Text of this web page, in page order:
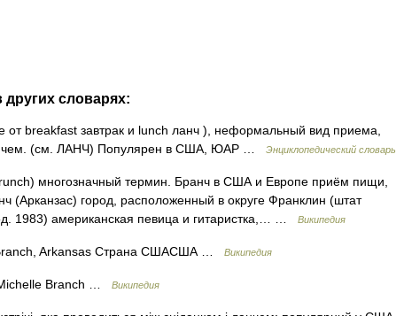
словарях:
breakfast завтрак и lunch ланч ), неформальный вид приема,
(см. ЛАНЧ) Популярен в США, ЮАР …
Энциклопедический словарь
многозначный термин. Бранч в США и Европе приём пищи,
(Арканзас) город, расположенный в округе Франклин (штат
1983) американская певица и гитаристка,… …
Википедия
Arkansas Страна СШАСША … Википедия
Branch … Википедия